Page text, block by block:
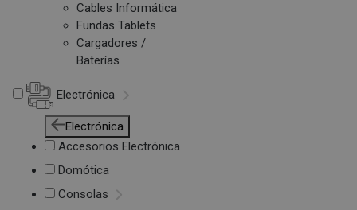
Cables Informática
Fundas Tablets
Cargadores /
Baterías
Electrónica
Electrónica
Accesorios Electrónica
Domótica
Consolas